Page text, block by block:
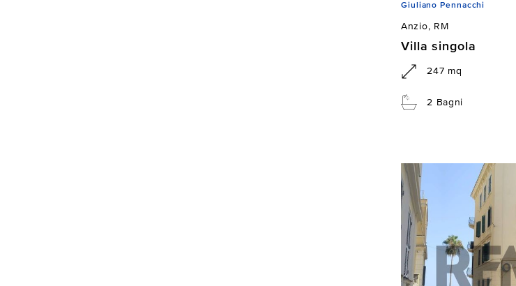
Giuliano Pennacchi
Anzio, RM
Villa singola
247 mq
2 Bagni